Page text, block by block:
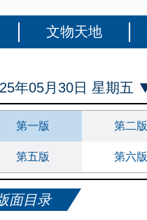
文物天地
年05月30日 星期五
第一版 第二版
第五版 第六版
面目录